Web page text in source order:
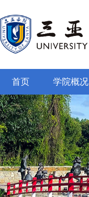
首页 学院概况